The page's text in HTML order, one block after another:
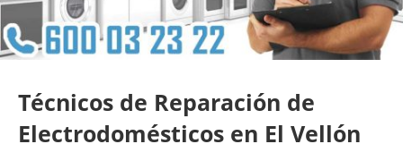
Técnicos de Reparación de
Electrodomésticos en El Vellón